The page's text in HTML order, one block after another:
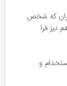
که شخص
نیز فرا
و